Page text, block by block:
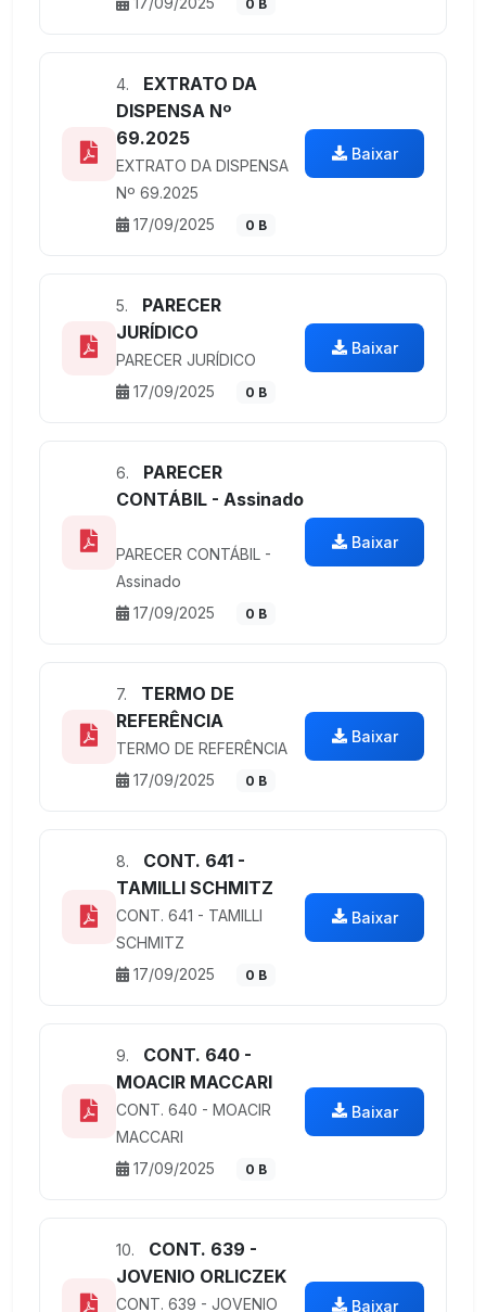
0 B
4.
EXTRATO DA
DISPENSA Nº
69.2025
EXTRATO DA DISPENSA
Nº 69.2025
17/09/2025
0 B
Baixar
5.
PARECER
JURÍDICO
PARECER JURÍDICO
17/09/2025
0 B
Baixar
6.
PARECER
CONTÁBIL - Assinado
PARECER CONTÁBIL -
Assinado
17/09/2025
0 B
Baixar
7.
TERMO DE
REFERÊNCIA
TERMO DE REFERÊNCIA
17/09/2025
0 B
Baixar
8.
CONT. 641 -
TAMILLI SCHMITZ
CONT. 641 - TAMILLI
SCHMITZ
17/09/2025
0 B
Baixar
9.
CONT. 640 -
MOACIR MACCARI
CONT. 640 - MOACIR
MACCARI
17/09/2025
0 B
Baixar
10.
CONT. 639 -
JOVENIO ORLICZEK
CONT. 639 - JOVENIO Baixar